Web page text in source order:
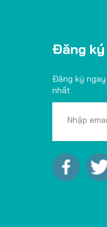
Đăng
Đăng ký
nhất.